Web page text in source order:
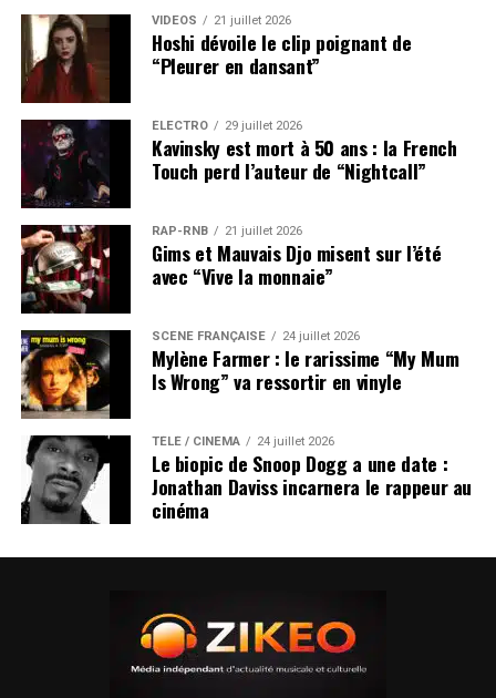
VIDEOS 21 juillet 2026
Hoshi dévoile le clip poignant de
“Pleurer en dansant”
ÉLECTRO 29 juillet 2026
Kavinsky est mort à 50 ans : la French
Touch perd l’auteur de “Nightcall”
RAP-RNB 21 juillet 2026
Gims et Mauvais Djo misent sur l’été
avec “Vive la monnaie”
SCÈNE FRANÇAISE 24 juillet 2026
Mylène Farmer : le rarissime “My Mum
Is Wrong” va ressortir en vinyle
TÉLÉ / CINÉMA 24 juillet 2026
Le biopic de Snoop Dogg a une date :
Jonathan Daviss incarnera le rappeur au
cinéma